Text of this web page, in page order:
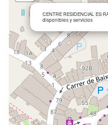
CENTRE RESIDENCIAL ES
disponibles y servicios